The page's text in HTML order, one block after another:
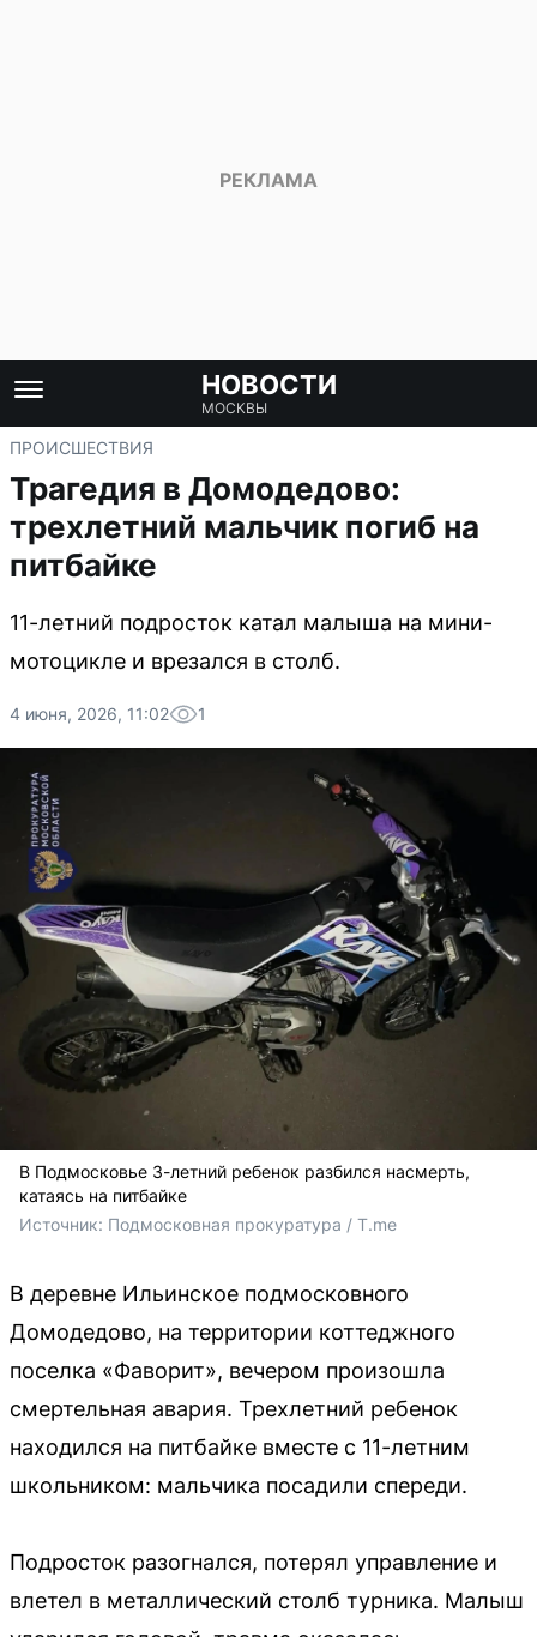
НОВОСТИ
МОСКВЫ
ПРОИСШЕСТВИЯ
Трагедия в Домодедово:
трехлетний мальчик погиб на
питбайке
11-летний подросток катал малыша на мини-
мотоцикле и врезался в столб.
4 июня, 2026, 11:02 1
В Подмосковье 3-летний ребенок разбился насмерть,
катаясь на питбайке
Источник: Подмосковная прокуратура / T.me
В деревне Ильинское подмосковного
Домодедово, на территории коттеджного
поселка «Фаворит», вечером произошла
смертельная авария. Трехлетний ребенок
находился на питбайке вместе с 11-летним
школьником: мальчика посадили спереди.
Подросток разогнался, потерял управление и
влетел в металлический столб турника. Малыш